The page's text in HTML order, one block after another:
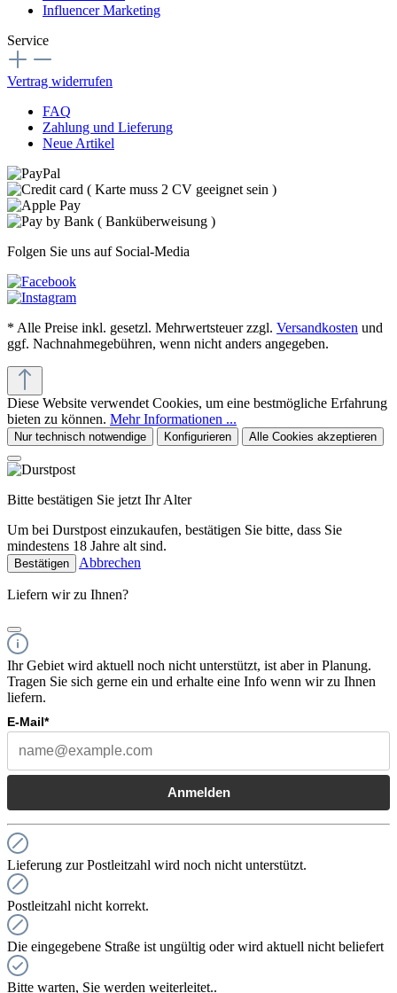
Influencer Marketing
Service
Vertrag widerrufen
FAQ
Zahlung und Lieferung
Neue Artikel
Folgen Sie uns auf Social-Media
* Alle Preise inkl. gesetzl. Mehrwertsteuer zzgl. Versandkosten und
ggf. Nachnahmegebühren, wenn nicht anders angegeben.
Diese Website verwendet Cookies, um eine bestmögliche Erfahrung
bieten zu können. Mehr Informationen ...
Nur technisch notwendige Konfigurieren Alle Cookies akzeptieren
Bitte bestätigen Sie jetzt Ihr Alter
Um bei Durstpost einzukaufen, bestätigen Sie bitte, dass Sie
mindestens 18 Jahre alt sind.
Bestätigen Abbrechen
Liefern wir zu Ihnen?
Ihr Gebiet wird aktuell noch nicht unterstützt, ist aber in Planung.
Tragen Sie sich gerne ein und erhalte eine Info wenn wir zu Ihnen
liefern.
E-Mail*
Anmelden
Lieferung zur Postleitzahl wird noch nicht unterstützt.
Postleitzahl nicht korrekt.
Die eingegebene Straße ist ungültig oder wird aktuell nicht beliefert
Bitte warten, Sie werden weiterleitet..